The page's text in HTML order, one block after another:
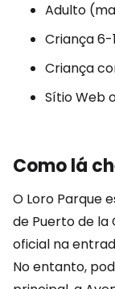
Adulto
Criança 6-
Criança
Sítio Web
Como lá
O Loro Parque
de Puerto de la
oficial na
No entanto,